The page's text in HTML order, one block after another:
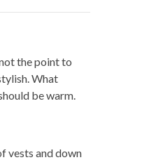
the point to
What
be warm.
vests and down